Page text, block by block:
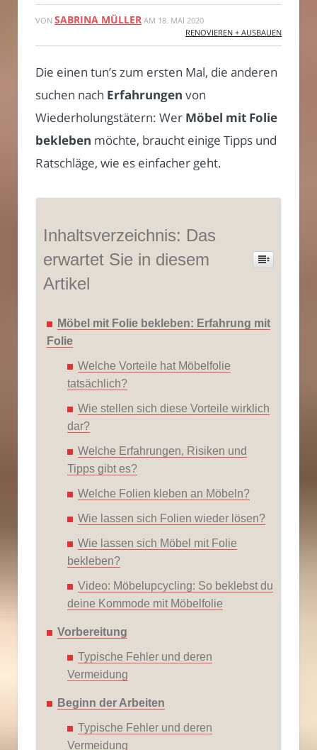
VON SABRINA MÜLLER AM 18. MAI 2020
RENOVIEREN + AUSBAUEN
Die einen tun’s zum ersten Mal, die anderen
suchen nach Erfahrungen von
Wiederholungstätern: Wer Möbel mit Folie
bekleben möchte, braucht einige Tipps und
Ratschläge, wie es einfacher geht.
Inhaltsverzeichnis: Das
erwartet Sie in diesem
Artikel
Möbel mit Folie bekleben: Erfahrung mit
Folie
Welche Vorteile hat Möbelfolie
tatsächlich?
Wie stellen sich diese Vorteile wirklich
dar?
Welche Erfahrungen, Risiken und
Tipps gibt es?
Welche Folien kleben an Möbeln?
Wie lassen sich Folien wieder lösen?
Wie lassen sich Möbel mit Folie
bekleben?
Video: Möbelupcycling: So beklebst du
deine Kommode mit Möbelfolie
Vorbereitung
Typische Fehler und deren
Vermeidung
Beginn der Arbeiten
Typische Fehler und deren
Vermeidung